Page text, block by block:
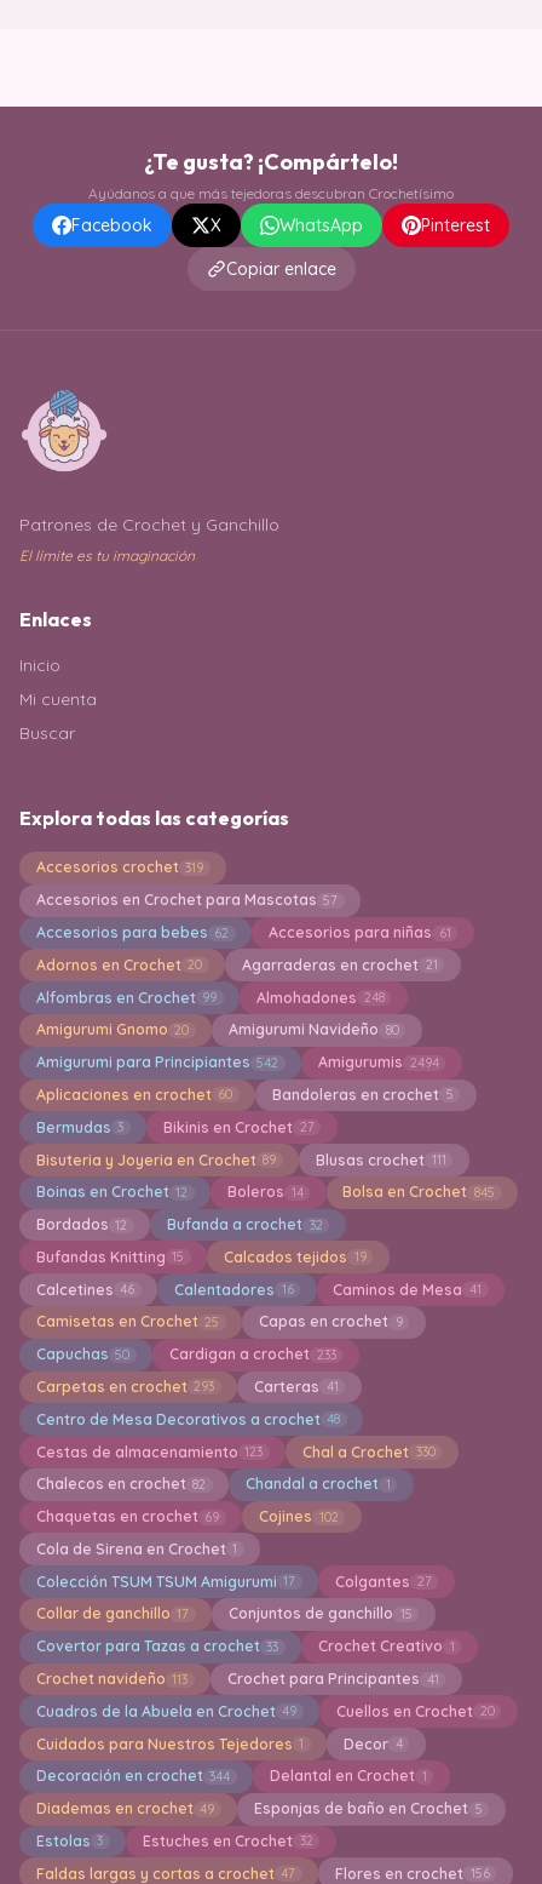
¿Te gusta? ¡Compártelo!
Ayúdanos a que más tejedoras descubran Crochetísimo
Facebook X WhatsApp
Pinterest
Copiar enlace
Patrones de Crochet y Ganchillo
El límite es tu imaginación
Enlaces
Inicio
Mi cuenta
Buscar
Explora todas las categorías
Accesorios crochet 319
Accesorios en Crochet para Mascotas 57
Accesorios para bebes 62 Accesorios para niñas 61
Adornos en Crochet 20 Agarraderas en crochet 21
Alfombras en Crochet 99 Almohadones 248
Amigurumi Gnomo 20 Amigurumi Navideño 80
Amigurumi para Principiantes 542 Amigurumis 2494
Aplicaciones en crochet 60 Bandoleras en crochet 5
Bermudas 3 Bikinis en Crochet 27
Bisuteria y Joyeria en Crochet 89 Blusas crochet 111
Boinas en Crochet 12 Boleros 14 Bolsa en Crochet 845
Bordados 12 Bufanda a crochet 32
Bufandas Knitting 15 Calcados tejidos 19
Calcetines 46 Calentadores 16 Caminos de Mesa 41
Camisetas en Crochet 25 Capas en crochet 9
Capuchas 50 Cardigan a crochet 233
Carpetas en crochet 293 Carteras 41
Centro de Mesa Decorativos a crochet 48
Cestas de almacenamiento 123 Chal a Crochet 330
Chalecos en crochet 82 Chandal a crochet 1
Chaquetas en crochet 69 Cojines 102
Cola de Sirena en Crochet 1
Colección TSUM TSUM Amigurumi 17 Colgantes 27
Collar de ganchillo 17 Conjuntos de ganchillo 15
Covertor para Tazas a crochet 33 Crochet Creativo 1
Crochet navideño 113 Crochet para Principantes 41
Cuadros de la Abuela en Crochet 49 Cuellos en Crochet 20
Cuidados para Nuestros Tejedores 1 Decor 4
Decoración en crochet 344 Delantal en Crochet 1
Diademas en crochet 49 Esponjas de baño en Crochet 5
Estolas 3 Estuches en Crochet 32
Faldas largas y cortas a crochet 47 Flores en crochet 156